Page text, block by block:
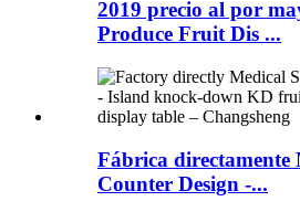
2019 precio al por
Produce Fruit Dis ...
Fábrica directamente
Counter Design -...